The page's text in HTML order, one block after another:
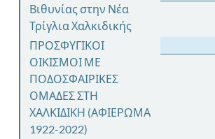
Βιθυνίας στην Νέα
Τρίγλια Χαλκιδικής
ΠΡΟΣΦΥΓΙΚΟΙ
ΟΙΚΙΣΜΟΙ ΜΕ
ΠΟΔΟΣΦΑΙΡΙΚΕΣ
ΟΜΑΔΕΣ ΣΤΗ
ΧΑΛΚΙΔΙΚΗ (ΑΦΙΕΡΩΜΑ
1922-2022)